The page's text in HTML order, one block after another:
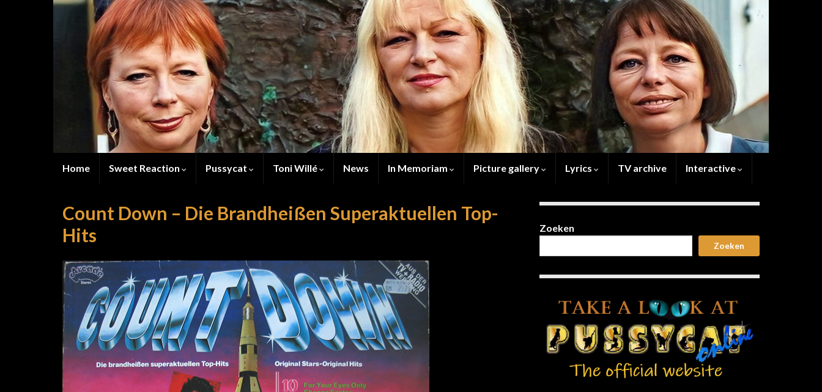
Home Sweet Reaction Pussycat Toni Willé News In Memoriam Picture gallery Lyrics TV archive Interactive
Count Down – Die Brandheißen Superaktuellen Top-
Hits
Zoeken
Zoeken